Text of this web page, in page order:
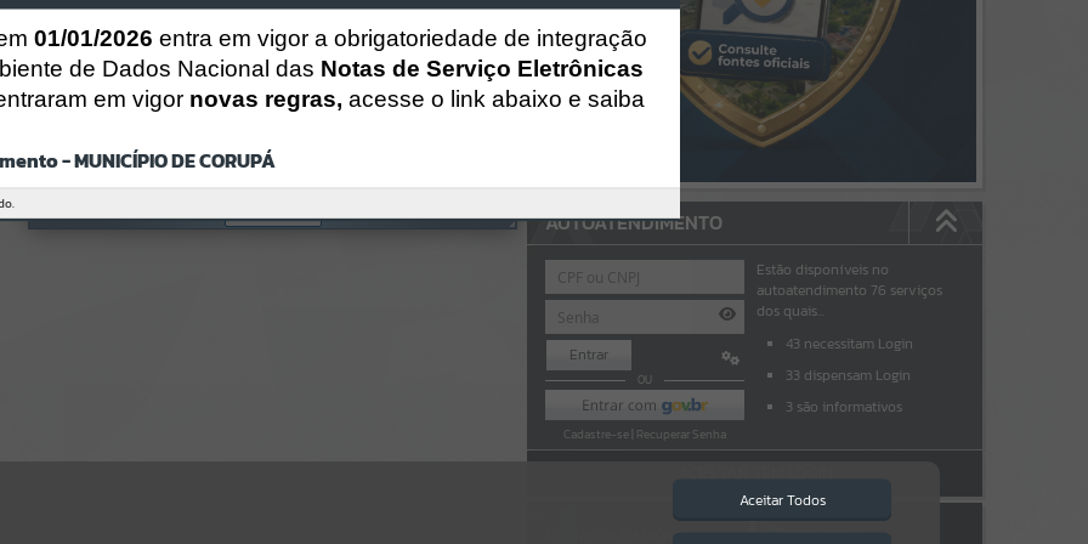
AUTOATENDIMENTO
Entrar
OU
Cadastre-se Recuperar Senha
Estão disponíveis no
autoatendimento 76 serviços
dos quais...
43 necessitam Login
33 dispensam Login
3 são informativos
ACESSAR SEM LOGIN
NOTA FISCAL ELETRÔNICA ESCRITA FISCAL
Aceitar Todos
01/01/2026 entra em vigor a obrigatoriedade de integração
de Dados Nacional das Notas de Serviço Eletrônicas
em vigor novas regras, acesse o link abaixo e saiba
- MUNICÍPIO DE CORUPÁ
Ocorreu um erro de script:
Uncaught SyntaxError: Unexpected token '('
https://corupa.atende.net/https:/corupa.atende.net/cidadao/pagina/f
undacao-do-
c_dd63a725aa1a3e42e62571aa199b67e2.js?v=816ac05d:47
OK